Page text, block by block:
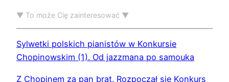
▼ To może Cię zainteresować ▼
Sylwetki polskich pianistów w Konkursie
Chopinowskim (1). Od jazzmana po samouka
Z Chopinem za pan brat. Rozpoczął się Konkurs